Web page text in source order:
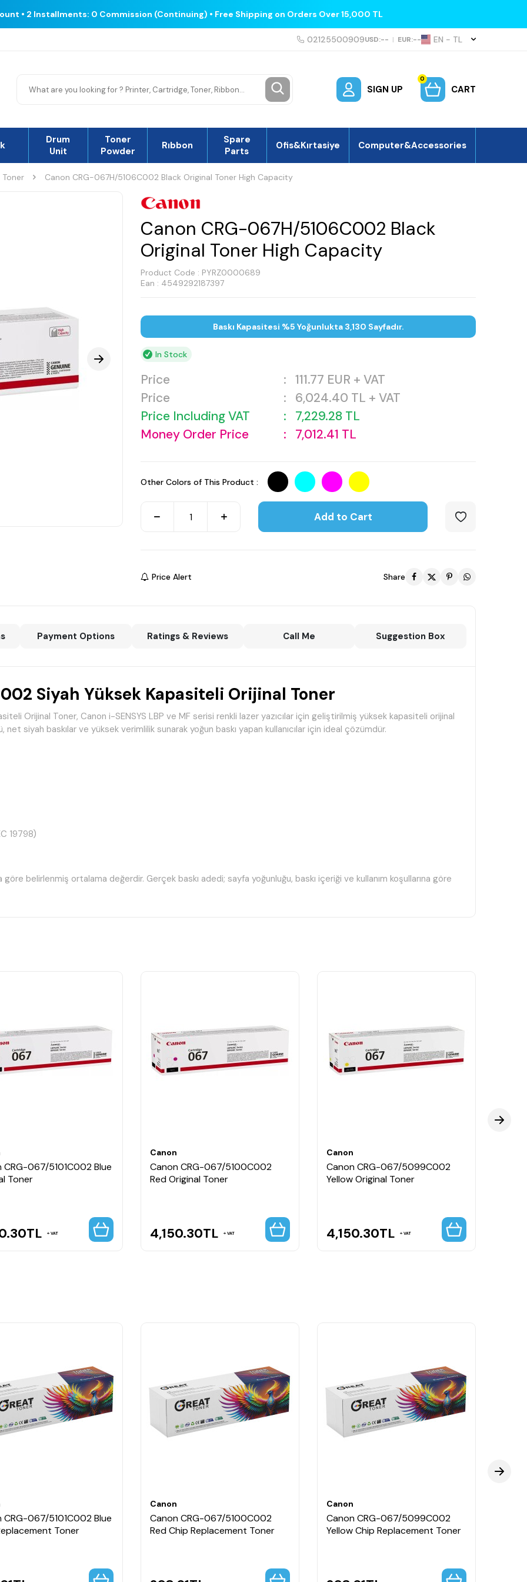
• 2 Installments: 0 Commission (Continuing) • Free Shipping on Orders Over 15,000 TL
02125500909USD:-- | EUR:-- EN − TL
SIGN UP
0
CART
Drum
Unit
Toner
Powder
Rıbbon
Spare
Parts
Ofis&Kırtasiye Computer&Accessories
Toner Canon CRG-067H/5106C002 Black Original Toner High Capacity
Canon CRG-067H/5106C002 Black
Original Toner High Capacity
Product Code : PYRZ0000689
Ean : 4549292187397
Baskı Kapasitesi %5 Yoğunlukta 3,130 Sayfadır.
In Stock
Price : 111.77 EUR + VAT
Price
: 6,024.40 TL + VAT
Price Including VAT
: 7,229.28 TL
Money Order Price
: 7,012.41 TL
Other Colors of This Product :
Add to Cart
Price Alert Share
Payment Options Ratings & Reviews Call Me Suggestion Box
Siyah Yüksek Kapasiteli Orijinal Toner
Orijinal Toner, Canon i-SENSYS LBP ve MF serisi renkli lazer yazıcılar için geliştirilmiş yüksek kapasiteli orijinal
siyah baskılar ve yüksek verimlilik sunarak yoğun baskı yapan kullanıcılar için ideal çözümdür.
19798)
göre belirlenmiş ortalama değerdir. Gerçek baskı adedi; sayfa yoğunluğu, baskı içeriği ve kullanım koşullarına göre
sağlar.
sunar.
CRG-067/5101C002 Blue
Toner
TL VAT
Canon
Canon CRG-067/5100C002
Red Original Toner
4,150.30TL VAT
Canon
Canon CRG-067/5099C002
Yellow Original Toner
4,150.30TL VAT
CRG-067/5101C002 Blue
Toner
Canon
Canon CRG-067/5100C002
Red Chip Replacement Toner
Canon
Canon CRG-067/5099C002
Yellow Chip Replacement Toner